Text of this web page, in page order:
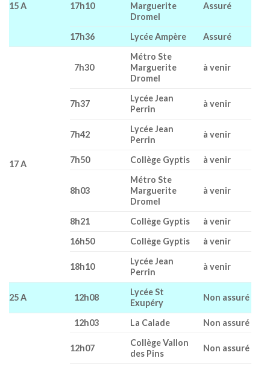
15 A 17h10
Marguerite
Dromel
Assuré
17h36 Lycée Ampère Assuré
17 A
7h30
Métro Ste
Marguerite
Dromel
à venir
7h37
Lycée Jean
Perrin
à venir
7h42
Lycée Jean
Perrin
à venir
7h50 Collège Gyptis à venir
8h03
Métro Ste
Marguerite
Dromel
à venir
8h21 Collège Gyptis
à venir
16h50
Collège Gyptis à venir
18h10
Lycée Jean
Perrin
à venir
25 A 12h08
Lycée St
Exupéry
Non assuré
12h03 La Calade Non assuré
12h07
Collège Vallon
des Pins
Non assuré